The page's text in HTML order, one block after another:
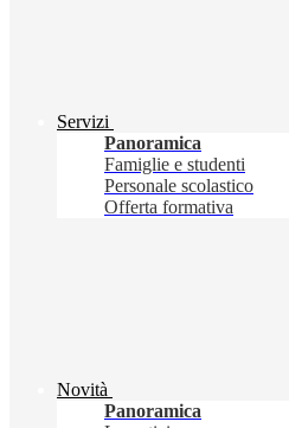
Servizi
Panoramica
Famiglie e studenti
Personale scolastico
Offerta formativa
Novità
Panoramica